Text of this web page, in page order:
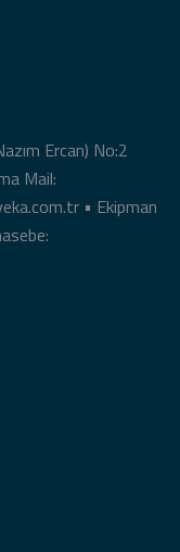
Ercan) No:2
Mail:
• Ekipman